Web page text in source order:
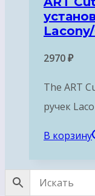
2970₽
The ART
ручек
В корзину